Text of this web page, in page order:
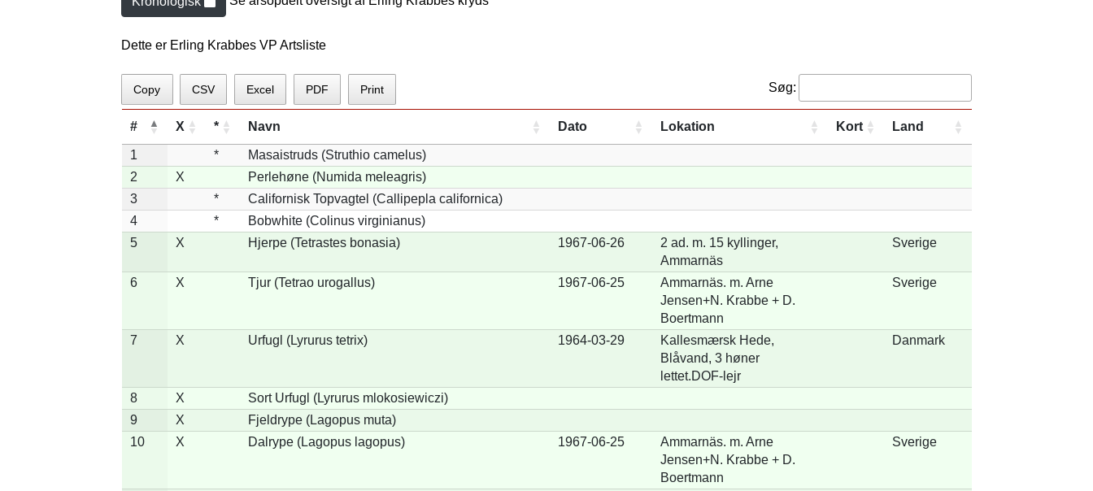
Dette er Erling Krabbes VP Artsliste
Copy CSV Excel PDF Print Søg:
# X * Navn Dato Lokation Kort Land
1 *
Masaistruds (Struthio camelus)
2
X
Perlehøne (Numida meleagris)
3
*
Californisk Topvagtel (Callipepla californica)
4
*
Bobwhite (Colinus virginianus)
5
X Hjerpe (Tetrastes bonasia) 1967-06-26
2 ad. m. 15 kyllinger,
Ammarnäs
Sverige
6 X Tjur (Tetrao urogallus) 1967-06-25
Ammarnäs. m. Arne
Jensen+N. Krabbe + D.
Boertmann
Sverige
7 X Urfugl (Lyrurus tetrix) 1964-03-29
Kallesmærsk Hede,
Blåvand, 3 høner
lettet.DOF-lejr
Danmark
8 X
Sort Urfugl (Lyrurus mlokosiewiczi)
9
X
Fjeldrype (Lagopus muta)
10
X Dalrype (Lagopus lagopus) 1967-06-25
Ammarnäs. m. Arne
Jensen+N. Krabbe + D.
Boertmann
Sverige